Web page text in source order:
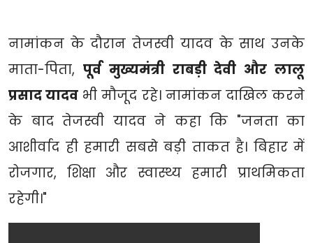
नामांकन के दौरान तेजस्वी यादव के साथ उनके
माता-पिता, पूर्व मुख्यमंत्री राबड़ी देवी और लालू
प्रसाद यादव भी मौजूद रहे। नामांकन दाखिल करने
के बाद तेजस्वी यादव ने कहा कि "जनता का
आशीर्वाद ही हमारी सबसे बड़ी ताकत है। बिहार में
रोजगार, शिक्षा और स्वास्थ्य हमारी प्राथमिकता
रहेगी।"